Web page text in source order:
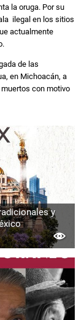
la oruga. Por su
ilegal en los sitios
actualmente
de las
en Michoacán, a
con motivo
y